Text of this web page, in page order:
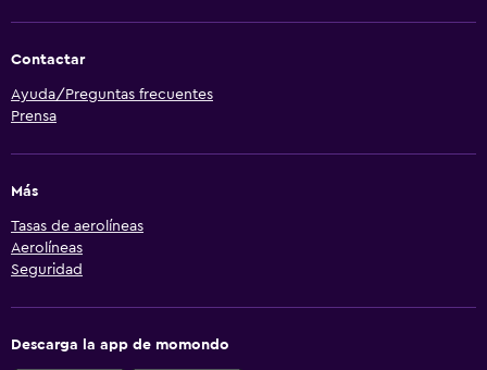
Contactar
Ayuda/Preguntas frecuentes
Prensa
Más
Tasas de aerolíneas
Aerolíneas
Seguridad
Descarga la app de momondo